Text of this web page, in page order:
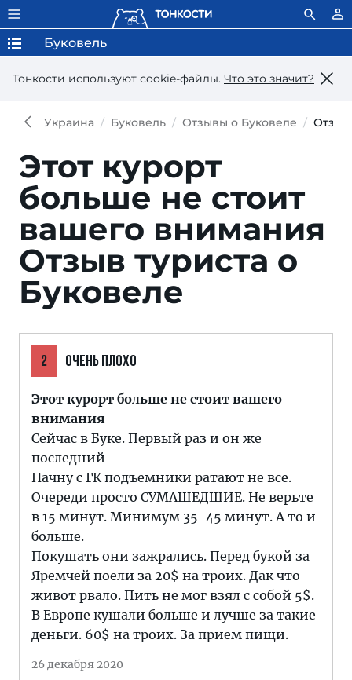
Тонкости используют сookie-файлы. Что это значит?
Буковель
Украина Буковель Отзывы о Буковеле Отзыв
Этот курорт
больше не стоит
вашего внимания
Отзыв туриста о
Буковеле
2 ОЧЕНЬ ПЛОХО
Этот курорт больше не стоит вашего
внимания
Сейчас в Буке. Первый раз и он же
последний
Начну с ГК подъемники ратают не все.
Очереди просто СУМАШЕДШИЕ. Не верьте
в 15 минут. Минимум 35-45 минут. А то и
больше.
Покушать они зажрались. Перед букой за
Яремчей поели за 20$ на троих. Дак что
живот рвало. Пить не мог взял с собой 5$.
В Европе кушали больше и лучше за такие
деньги. 60$ на троих. За прием пищи.
26 декабря 2020